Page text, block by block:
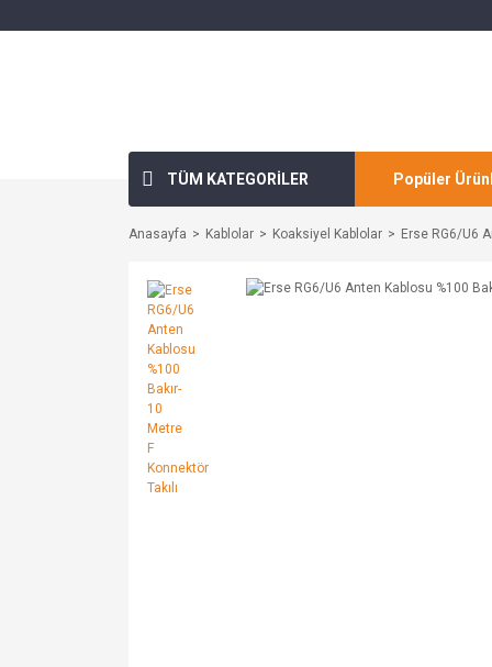
TÜM KATEGORİLER Popüler
Anasayfa Kablolar Koaksiyel Kablolar Erse RG6/U6